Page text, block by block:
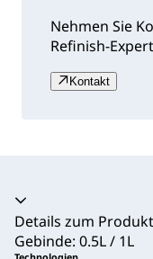
Nehmen Sie
Refinish-
Kontakt
Akkordeon
Details zum Produkt
Gebinde: 0.5L / 1L